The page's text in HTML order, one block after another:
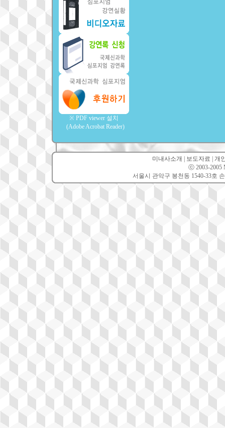
※ PDF viewer 설치
(Adobe Acrobat Reader)
미내사소개 보도자료
개
ⓒ 2003-2005
서울시 관악구 봉천동 1540-33호